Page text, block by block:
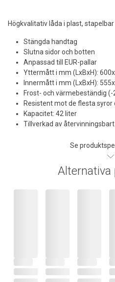
Högkvalitativ låda i plast, stapelbar
Stängda handtag
Slutna sidor och botten
Anpassad till EUR-pallar
Yttermått i mm (LxBxH):
Innermått i mm (LxBxH):
Frost- och värmebeständig (-
Resistent mot de flesta syror
Kapacitet: 42 liter
Tillverkad av
Se
Alternativa